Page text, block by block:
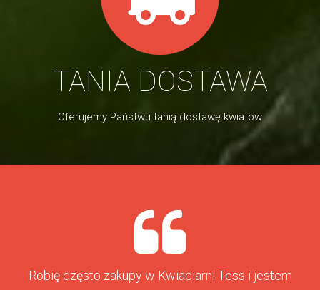
TANIA DOSTAWA
Oferujemy Państwu tanią dostawę kwiatów
Robię często zakupy w Kwiaciarni Tess i jestem